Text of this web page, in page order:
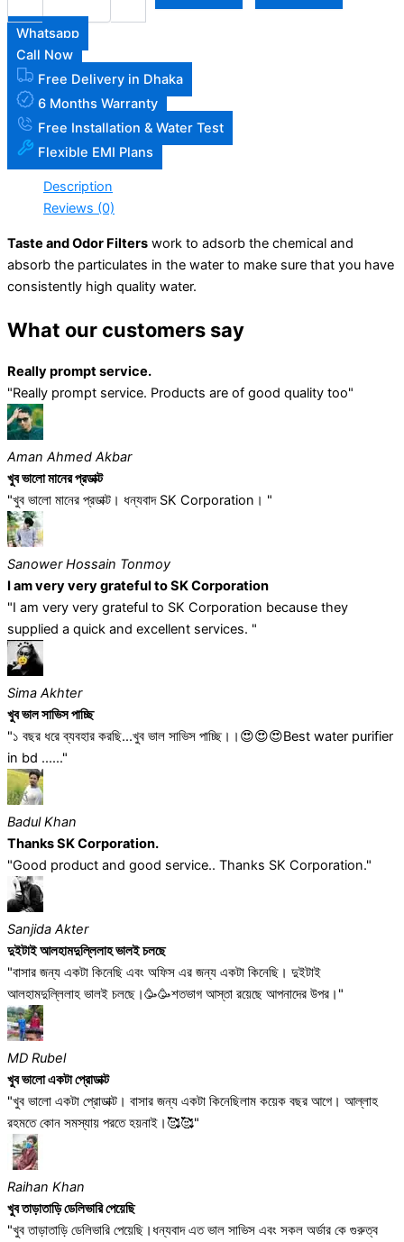
Whatsapp
Call Now
Free Delivery in Dhaka
6 Months Warranty
Free Installation & Water Test
Flexible EMI Plans
Description
Reviews (0)
Taste and Odor Filters work to adsorb the chemical and
absorb the particulates in the water to make sure that you have
consistently high quality water.
What our customers say
Really prompt service.
"Really prompt service. Products are of good quality too"
Aman Ahmed Akbar
খুব ভালো মানের প্রডাক্ট
"খুব ভালো মানের প্রডাক্ট। ধন্যবাদ SK Corporation। "
Sanower Hossain Tonmoy
I am very very grateful to SK Corporation
"I am very very grateful to SK Corporation because they
supplied a quick and excellent services. "
Sima Akhter
খুব ভাল সাভিস পাচ্ছি
"১ বছর ধরে ব্যবহার করছি...খুব ভাল সাভিস পাচ্ছি।।😍😍😍Best water purifier
in bd ......"
Badul Khan
Thanks SK Corporation.
"Good product and good service.. Thanks SK Corporation."
Sanjida Akter
দুইটাই আলহামদুল্লিলাহ ভালই চলছে
"বাসার জন্য একটা কিনেছি এবং অফিস এর জন্য একটা কিনেছি। দুইটাই
আলহামদুল্লিলাহ ভালই চলছে।🥳🥳শতভাগ আস্তা রয়েছে আপনাদের উপর।"
MD Rubel
খুব ভালো একটা প্রোডাক্ট
"খুব ভালো একটা প্রোডাক্ট। বাসার জন্য একটা কিনেছিলাম কয়েক বছর আগে। আল্লাহ
রহমতে কোন সমস্যায় পরতে হয়নাই।🥰🥰"
Raihan Khan
খুব তাড়াতাড়ি ডেলিভারি পেয়েছি
"খুব তাড়াতাড়ি ডেলিভারি পেয়েছি।ধন্যবাদ এত ভাল সাভিস এবং সকল অর্ডার কে গুরুত্ব